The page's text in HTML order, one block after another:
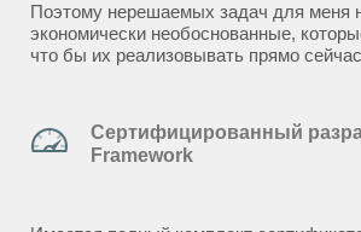
Поэтому нерешаемых задач для меня
экономически необоснованные,
что бы их реализовывать прямо
Сертифицированный
Framework